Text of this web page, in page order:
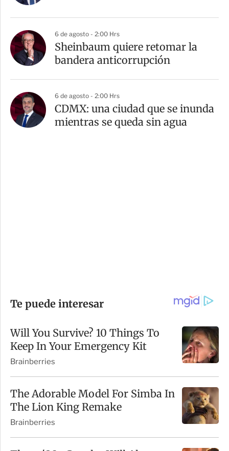
6 de agosto - 2:00 Hrs
Sheinbaum quiere retomar la
bandera anticorrupción
6 de agosto - 2:00 Hrs
CDMX: una ciudad que se inunda
mientras se queda sin agua